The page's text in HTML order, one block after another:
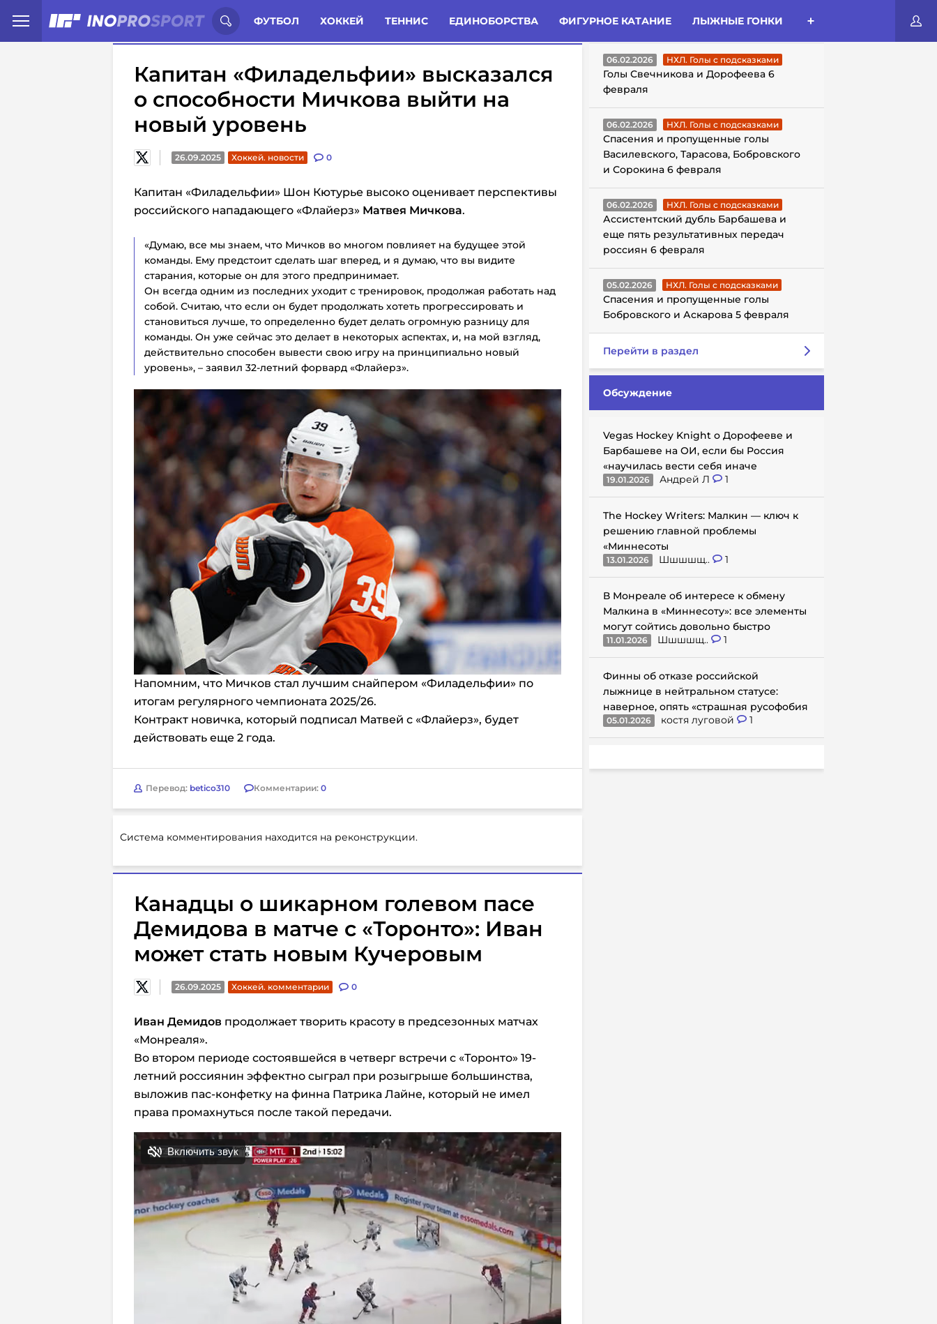
ФУТБОЛ ХОККЕЙ ТЕННИС ЕДИНОБОРСТВА ФИГУРНОЕ КАТАНИЕ ЛЫЖНЫЕ ГОНКИ
Иностранцы о спорте России: Статьи Комменты Новости
Капитан «Филадельфии» высказался
о способности Мичкова выйти на
новый уровень
26.09.2025 Хоккей. новости 0
Капитан «Филадельфии» Шон Кютурье высоко оценивает перспективы
российского нападающего «Флайерз» Матвея Мичкова.
«Думаю, все мы знаем, что Мичков во многом повлияет на будущее этой
команды. Ему предстоит сделать шаг вперед, и я думаю, что вы видите
старания, которые он для этого предпринимает.
Он всегда одним из последних уходит с тренировок, продолжая работать над
собой. Считаю, что если он будет продолжать хотеть прогрессировать и
становиться лучше, то определенно будет делать огромную разницу для
команды. Он уже сейчас это делает в некоторых аспектах, и, на мой взгляд,
действительно способен вывести свою игру на принципиально новый
уровень», – заявил 32-летний форвард «Флайерз».
Напомним, что Мичков стал лучшим снайпером «Филадельфии» по
итогам регулярного чемпионата 2025/26.
Контракт новичка, который подписал Матвей с «Флайерз», будет
действовать еще 2 года.
Перевод: betico310 Комментарии: 0
Система комментирования находится на реконструкции.
Канадцы о шикарном голевом пасе
Демидова в матче с «Торонто»: Иван
может стать новым Кучеровым
26.09.2025 Хоккей. комментарии 0
Иван Демидов продолжает творить красоту в предсезонных матчах
«Монреаля».
Во втором периоде состоявшейся в четверг встречи с «Торонто» 19-
летний россиянин эффектно сыграл при розыгрыше большинства,
выложив пас-конфетку на финна Патрика Лайне, который не имел
права промахнуться после такой передачи.
ГОЛЫ С ПОДСКАЗКАМИ
06.02.2026 НХЛ. Голы с подсказками
Голы Свечникова и Дорофеева 6
февраля
06.02.2026 НХЛ. Голы с подсказками
Спасения и пропущенные голы
Василевского, Тарасова, Бобровского
и Сорокина 6 февраля
06.02.2026 НХЛ. Голы с подсказками
Ассистентский дубль Барбашева и
еще пять результативных передач
россиян 6 февраля
05.02.2026 НХЛ. Голы с подсказками
Спасения и пропущенные голы
Бобровского и Аскарова 5 февраля
Перейти в раздел
Обсуждение
Vegas Hockey Knight о Дорофееве и
Барбашеве на ОИ, если бы Россия
«научилась вести себя иначе
19.01.2026 Андрей Л 1
The Hockey Writers: Малкин — ключ к
решению главной проблемы
«Миннесоты
13.01.2026 Шшшшщ.. 1
В Монреале об интересе к обмену
Малкина в «Миннесоту»: все элементы
могут сойтись довольно быстро
11.01.2026 Шшшшщ.. 1
Финны об отказе российской
лыжнице в нейтральном статусе:
наверное, опять «страшная русофобия
05.01.2026 костя луговой 1